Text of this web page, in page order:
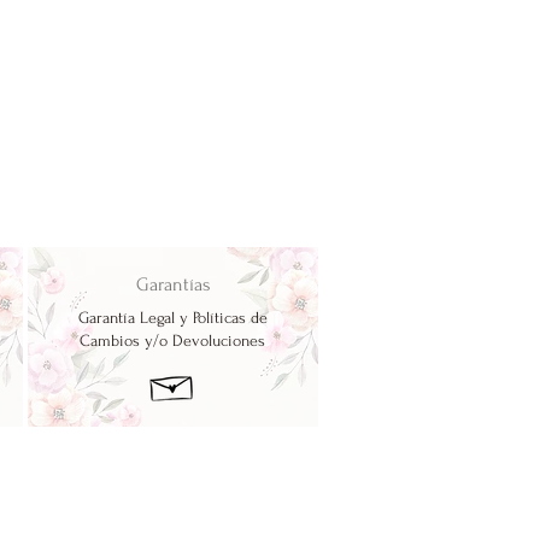
Garantías
Garantía Legal y Políticas de
Cambios y/o Devoluciones